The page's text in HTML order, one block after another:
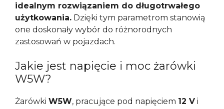
idealnym rozwiązaniem do długotrwałego
użytkowania. Dzięki tym parametrom stanowią
one doskonały wybór do różnorodnych
zastosowań w pojazdach.
Jakie jest napięcie i moc żarówki
W5W?
Żarówki W5W, pracujące pod napięciem 12 V i